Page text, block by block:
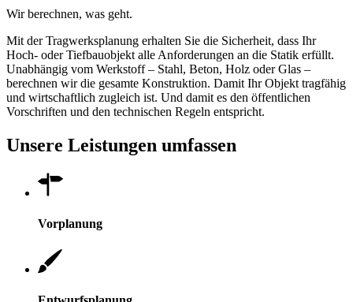
Wir berechnen, was geht.
Mit der Tragwerksplanung erhalten Sie die Sicherheit, dass Ihr
Hoch- oder Tiefbauobjekt alle Anforderungen an die Statik erfüllt.
Unabhängig vom Werkstoff – Stahl, Beton, Holz oder Glas –
berechnen wir die gesamte Konstruktion. Damit Ihr Objekt tragfähig
und wirtschaftlich zugleich ist. Und damit es den öffentlichen
Vorschriften und den technischen Regeln entspricht.
Unsere Leistungen umfassen
Vorplanung